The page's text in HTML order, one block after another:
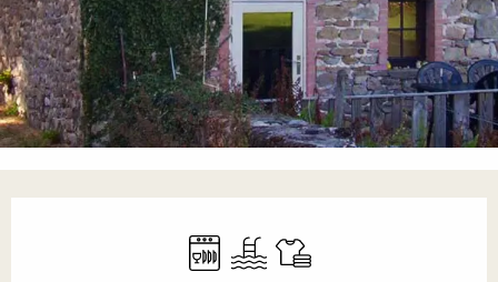
Lave vaisselle
PiscineDraps et linge